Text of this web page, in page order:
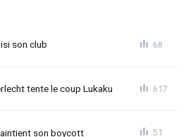
son club 68
tente le coup Lukaku 617
son boycott 51